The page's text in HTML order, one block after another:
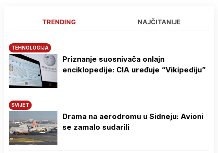
TRENDING NAJČITANIJE
TEHNOLOGIJA
Priznanje suosnivača onlajn
enciklopedije: CIA uređuje “Vikipediju”
SVIJET
Drama na aerodromu u Sidneju: Avioni
se zamalo sudarili